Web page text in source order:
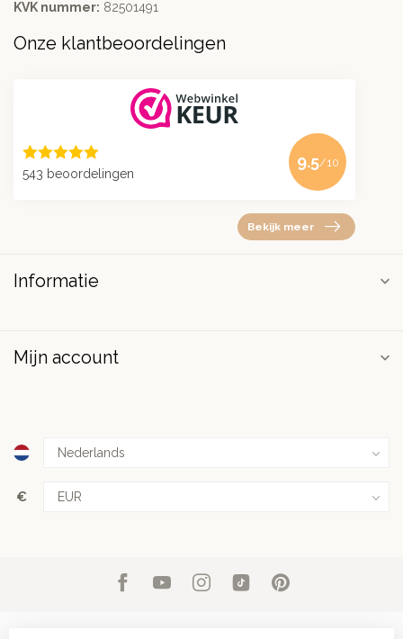
KVK nummer: 82501491
Onze klantbeoordelingen
543 beoordelingen
9.5/10
Bekijk meer
Informatie
Mijn account
€